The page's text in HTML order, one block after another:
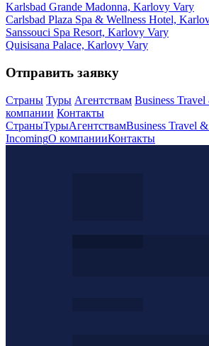
Karlsbad Grande Madonna, Karlovy Vary
Carlsbad Plaza Spa & Wellness Hotel,
Sanssouci Spa Resort, Karlovy Vary
Quisisana Palace, Karlovy Vary
Отправить заявку
Страны Туры Агентствам Business
компании Контакты
СтраныТурыАгентствамBusiness Travel
IncomingО компанииКонтакты